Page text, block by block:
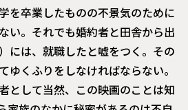
を卒業したものの不景気のために
い。それでも婚約者と田舎から出
には、就職したと嘘をつく。その
ゆくふりをしなければならない。
として当然、この映画のことは知